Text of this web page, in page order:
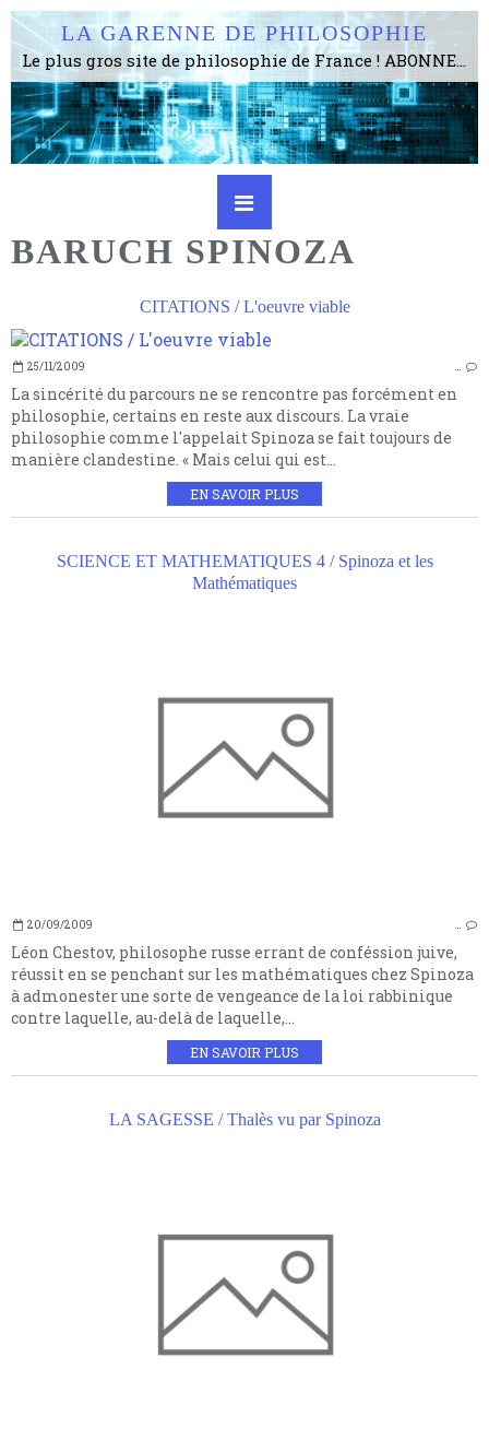
LA GARENNE DE PHILOSOPHIE
Le plus gros site de philosophie de France ! ABONNEZ-VOUS ! 4115 Articles, 1634 abonné·e·s, depuis 2006 . . . . . . . . 2 852 214 pages vues jusqu'à présent. Prestance et être apte à un plus grand nombre de choses.
BARUCH SPINOZA
CITATIONS / L'oeuvre viable
25/11/2009 …
La sincérité du parcours ne se rencontre pas forcément en
philosophie, certains en reste aux discours. La vraie
philosophie comme l'appelait Spinoza se fait toujours de
manière clandestine. « Mais celui qui est...
EN SAVOIR PLUS
SCIENCE ET MATHEMATIQUES 4 / Spinoza et les
Mathématiques
20/09/2009 …
Léon Chestov, philosophe russe errant de conféssion juive,
réussit en se penchant sur les mathématiques chez Spinoza
à admonester une sorte de vengeance de la loi rabbinique
contre laquelle, au-delà de laquelle,...
EN SAVOIR PLUS
LA SAGESSE / Thalès vu par Spinoza